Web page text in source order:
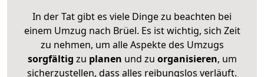
In der Tat gibt es viele Dinge zu beachten bei
einem Umzug nach Brüel. Es ist wichtig, sich Zeit
zu nehmen, um alle Aspekte des Umzugs
sorgfältig zu planen und zu organisieren, um
sicherzustellen, dass alles reibungslos verläuft.